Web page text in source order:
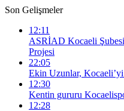
Son Gelişmeler
12:11
ASRİAD Kocaeli
Projesi
22:05
Ekin Uzunlar,
12:30
Kentin gururu
12:28